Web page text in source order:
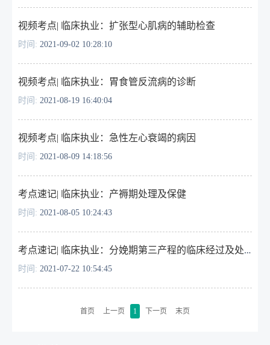
视频考点| ​临床执业：扩张型心肌病的辅助检查
时间: 2021-09-02 10:28:10
视频考点| 临床执业：胃食管反流病的诊断
时间: 2021-08-19 16:40:04
视频考点| ​临床执业：急性左心衰竭的病因
时间: 2021-08-09 14:18:56
考点速记| 临床执业：产褥期处理及保健
时间: 2021-08-05 10:24:43
考点速记| 临床执业：分娩期第三产程的临床经过及处理
时间: 2021-07-22 10:54:45
首页 上一页 1 下一页 末页